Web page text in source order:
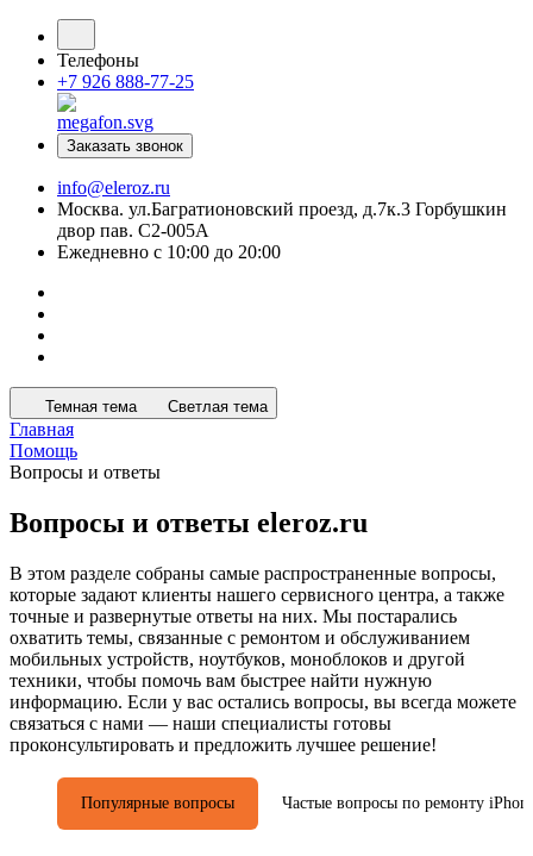
Телефоны
+7 926 888-77-25
Заказать звонок
info@eleroz.ru
Москва. ул.Багратионовский проезд, д.7к.3 Горбушкин
двор пав. C2-005A
Ежедневно с 10:00 до 20:00
Темная тема Светлая тема
Главная
Помощь
Вопросы и ответы
Вопросы и ответы eleroz.ru
В этом разделе собраны самые распространенные вопросы,
которые задают клиенты нашего сервисного центра, а также
точные и развернутые ответы на них. Мы постарались
охватить темы, связанные с ремонтом и обслуживанием
мобильных устройств, ноутбуков, моноблоков и другой
техники, чтобы помочь вам быстрее найти нужную
информацию. Если у вас остались вопросы, вы всегда можете
связаться с нами — наши специалисты готовы
проконсультировать и предложить лучшее решение!
Популярные вопросы Частые вопросы по ремонту